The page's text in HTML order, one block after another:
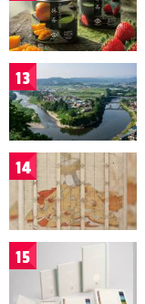
13
14
15